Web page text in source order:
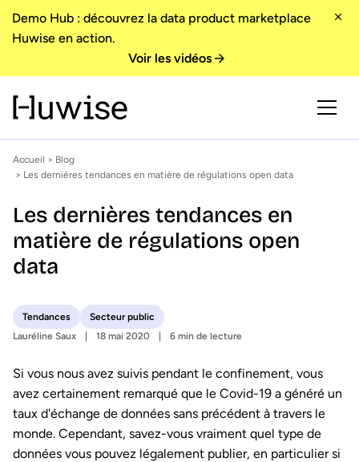
Demo Hub : découvrez la data product marketplace
Huwise en action.
Voir les vidéos
Accueil > Blog
> Les dernières tendances en matière de régulations open data
Les dernières tendances en
matière de régulations open
data
Tendances
Secteur public
Lauréline Saux
18 mai 2020 6 min de lecture
Si vous nous avez suivis pendant le confinement, vous
avez certainement remarqué que le Covid-19 a généré un
taux d'échange de données sans précédent à travers le
monde. Cependant, savez-vous vraiment quel type de
données vous pouvez légalement publier, en particulier si